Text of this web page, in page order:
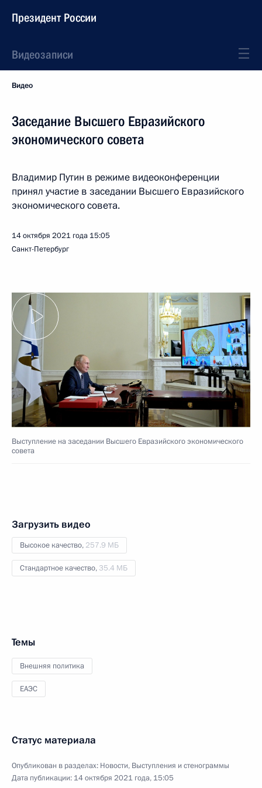
Президент России
Видеозаписи
Видео
Заседание Высшего Евразийского
экономического совета
Владимир Путин в режиме видеоконференции
принял участие в заседании Высшего Евразийского
экономического совета.
14 октября 2021 года 15:05
Санкт-Петербург
Выступление на заседании Высшего Евразийского экономического
совета
Загрузить видео
Высокое качество, 257.9 МБ
Стандартное качество, 35.4 МБ
Темы
Внешняя политика
ЕАЭС
Статус материала
Опубликован в разделах: Новости, Выступления и стенограммы
Дата публикации: 14 октября 2021 года, 15:05